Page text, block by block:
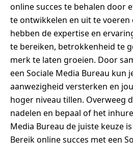
online succes te behalen door
te ontwikkelen en uit te voeren
hebben de expertise en
te bereiken, betrokkenheid te
merk te laten groeien. Door
een Sociale Media Bureau kun
aanwezigheid versterken en
hoger niveau tillen. Overweeg
nadelen en bepaal of het
Media Bureau de juiste keuze
Bereik online succes met een